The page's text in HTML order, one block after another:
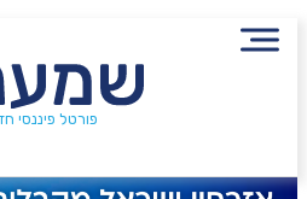
פורטל פיננסי
הירשמו לניוזלטר